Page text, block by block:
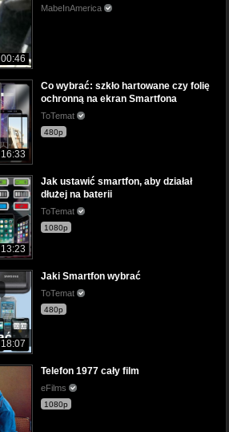
00:46
MabeInAmerica
16:33
Co wybrać: szkło hartowane czy folię
ochronną na ekran Smartfona
ToTemat
480p
13:23
Jak ustawić smartfon, aby działał
dłużej na baterii
ToTemat
1080p
18:07
Jaki Smartfon wybrać
ToTemat
480p
Telefon 1977 cały film
eFilms
1080p